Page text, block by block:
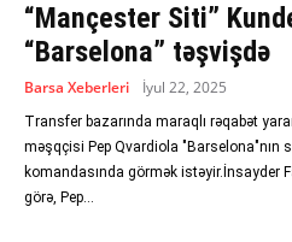
“Mançester Siti”
“Barselona” təşvişdə
Barsa Xeberleri
İyul 22, 2025
Transfer bazarında maraqlı rəqabət
məşqçisi Pep Qvardiola "Barselona"nın
komandasında görmək istəyir.İnsayder
görə, Pep...